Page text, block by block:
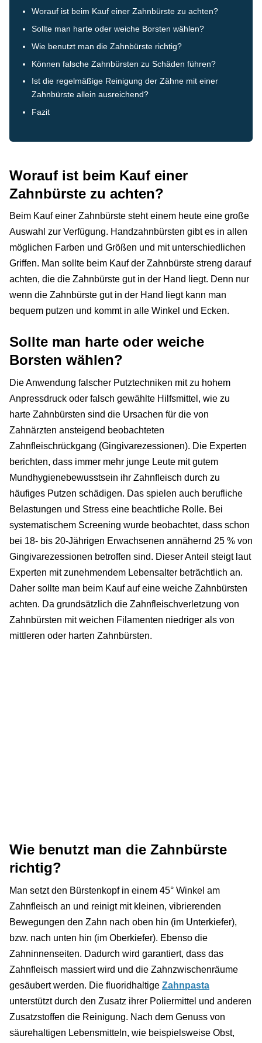
Worauf ist beim Kauf einer Zahnbürste zu achten?
Sollte man harte oder weiche Borsten wählen?
Wie benutzt man die Zahnbürste richtig?
Können falsche Zahnbürsten zu Schäden führen?
Ist die regelmäßige Reinigung der Zähne mit einer
Zahnbürste allein ausreichend?
Fazit
Worauf ist beim Kauf einer
Zahnbürste zu achten?
Beim Kauf einer Zahnbürste steht einem heute eine große
Auswahl zur Verfügung. Handzahnbürsten gibt es in allen
möglichen Farben und Größen und mit unterschiedlichen
Griffen. Man sollte beim Kauf der Zahnbürste streng darauf
achten, die die Zahnbürste gut in der Hand liegt. Denn nur
wenn die Zahnbürste gut in der Hand liegt kann man
bequem putzen und kommt in alle Winkel und Ecken.
Sollte man harte oder weiche
Borsten wählen?
Die Anwendung falscher Putztechniken mit zu hohem
Anpressdruck oder falsch gewählte Hilfsmittel, wie zu
harte Zahnbürsten sind die Ursachen für die von
Zahnärzten ansteigend beobachteten
Zahnfleischrückgang (Gingivarezessionen). Die Experten
berichten, dass immer mehr junge Leute mit gutem
Mundhygienebewusstsein ihr Zahnfleisch durch zu
häufiges Putzen schädigen. Das spielen auch berufliche
Belastungen und Stress eine beachtliche Rolle. Bei
systematischem Screening wurde beobachtet, dass schon
bei 18- bis 20-Jährigen Erwachsenen annähernd 25 % von
Gingivarezessionen betroffen sind. Dieser Anteil steigt laut
Experten mit zunehmendem Lebensalter beträchtlich an.
Daher sollte man beim Kauf auf eine weiche Zahnbürsten
achten. Da grundsätzlich die Zahnfleischverletzung von
Zahnbürsten mit weichen Filamenten niedriger als von
mittleren oder harten Zahnbürsten.
Wie benutzt man die Zahnbürste
richtig?
Man setzt den Bürstenkopf in einem 45° Winkel am
Zahnfleisch an und reinigt mit kleinen, vibrierenden
Bewegungen den Zahn nach oben hin (im Unterkiefer),
bzw. nach unten hin (im Oberkiefer). Ebenso die
Zahninnenseiten. Dadurch wird garantiert, dass das
Zahnfleisch massiert wird und die Zahnzwischenräume
gesäubert werden. Die fluoridhaltige Zahnpasta
unterstützt durch den Zusatz ihrer Poliermittel und anderen
Zusatzstoffen die Reinigung. Nach dem Genuss von
säurehaltigen Lebensmitteln, wie beispielsweise Obst,